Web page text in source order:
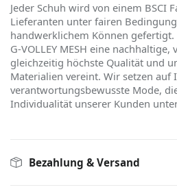
Jeder Schuh wird von einem BSCI
Lieferanten unter fairen
handwerklichem Können gefertigt.
G-VOLLEY MESH eine
gleichzeitig höchste Qualität und
Materialien vereint. Wir setzen auf
verantwortungsbewusste Mode,
Individualität unserer Kunden
Bezahlung & Versand